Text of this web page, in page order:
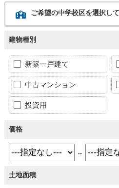
ご希望の中学校区を選択し
建物種別
新築一戸建て
中古マンション
投資用
価格
～
土地面積